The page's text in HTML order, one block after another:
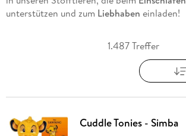
unterstützen und zum Liebhaben einladen!
1.487 Treffer
Cuddle Tonies - Simba